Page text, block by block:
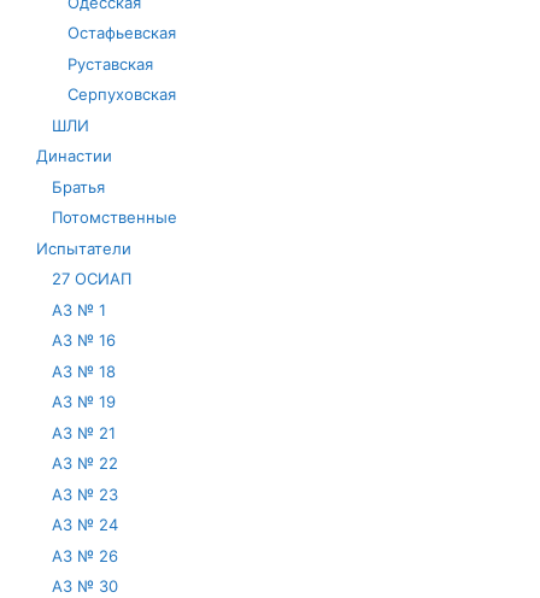
Остафьевская
Руставская
Серпуховская
ШЛИ
Династии
Братья
Потомственные
Испытатели
27 ОСИАП
АЗ № 1
АЗ № 16
АЗ № 18
АЗ № 19
АЗ № 21
АЗ № 22
АЗ № 23
АЗ № 24
АЗ № 26
АЗ № 30